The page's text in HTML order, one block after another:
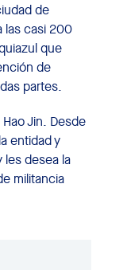
de
las casi 200
que
de
partes.
Jin. Desde
entidad y
les desea la
militancia